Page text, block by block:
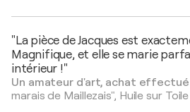
"La pièce de Jacques est
Magnifique, et elle se marie
intérieur !"
Un amateur d'art, achat
marais de Maillezais", Huile sur Toile